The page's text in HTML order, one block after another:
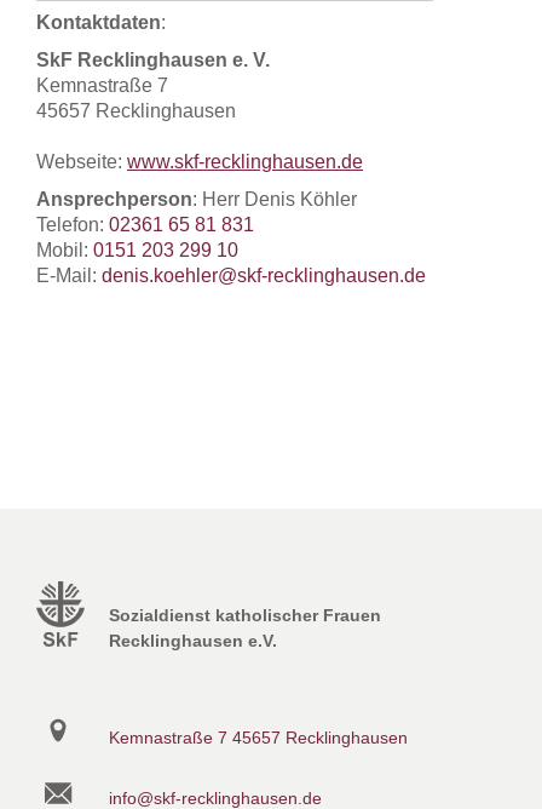
Kontaktdaten:
SkF Recklinghausen e. V.
Kemnastraße 7
45657 Recklinghausen
Webseite: www.skf-recklinghausen.de
Ansprechperson: Herr Denis Köhler
Telefon: 02361 65 81 831
Mobil: 0151 203 299 10
E-Mail: denis.koehler@skf-recklinghausen.de
Sozialdienst katholischer Frauen
Recklinghausen e.V.
Kemnastraße 7 45657 Recklinghausen
info@skf-recklinghausen.de